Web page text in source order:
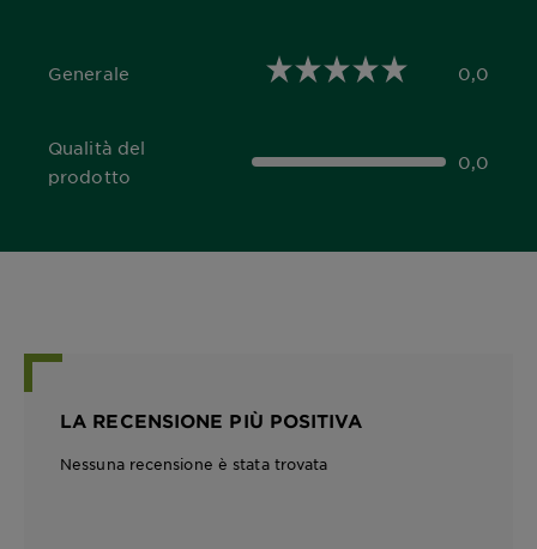
Generale
0,0 out of 5 stars 0,0
Qualità del
prodotto
0,0 out of 5 stars 0,0
LA RECENSIONE PIÙ POSITIVA
Nessuna recensione è stata trovata